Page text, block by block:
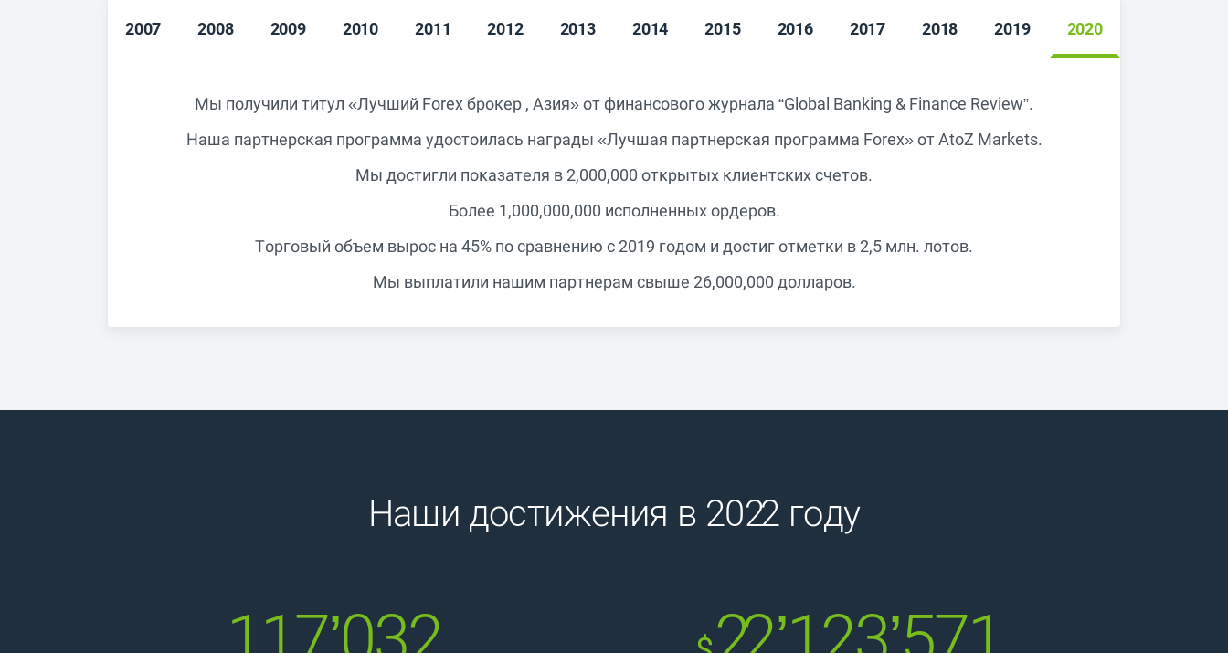
2007 2008 2009 2010 2011 2012 2013 2014 2015 2016 2017 2018 2019 2020
Мы получили титул «Лучший Forex брокер , Азия» от финансового журнала “Global Banking & Finance Review”.
Наша партнерская программа удостоилась награды «Лучшая партнерская программа Forex» от AtoZ Markets.
Мы достигли показателя в 2,000,000 открытых клиентских счетов.
Более 1,000,000,000 исполненных ордеров.
Торговый объем вырос на 45% по сравнению с 2019 годом и достиг отметки в 2,5 млн. лотов.
Мы выплатили нашим партнерам свыше 26,000,000 долларов.
Наши достижения в 2022 году